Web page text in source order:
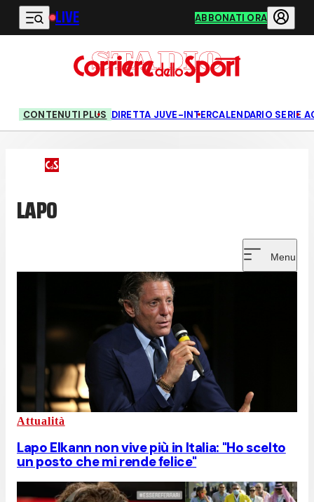
Vai al contenuto principale
LIVE ABBONATI ORA
CONTENUTI PLUS DIRETTA JUVE-INTERCALENDARIO SERIE A
LAPO
Menu
Attualità
Lapo Elkann non vive più in Italia: "Ho scelto
un posto che mi rende felice"